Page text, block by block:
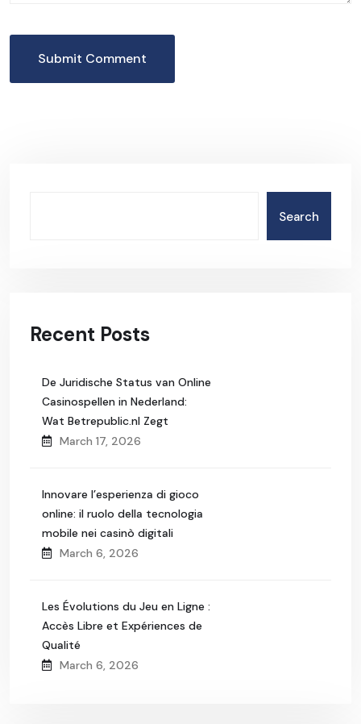
Submit Comment
Search
Recent Posts
De Juridische Status van Online
Casinospellen in Nederland:
Wat Betrepublic.nl Zegt
March 17, 2026
Innovare l’esperienza di gioco
online: il ruolo della tecnologia
mobile nei casinò digitali
March 6, 2026
Les Évolutions du Jeu en Ligne :
Accès Libre et Expériences de
Qualité
March 6, 2026